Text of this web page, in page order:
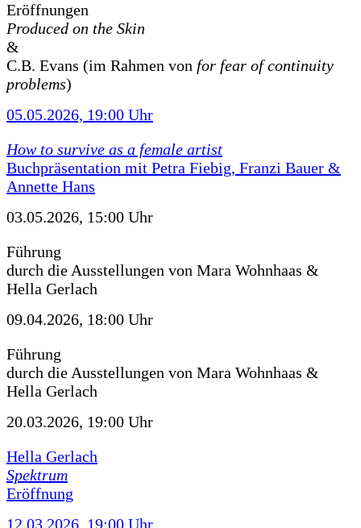
Eröffnungen
Produced on the Skin
&
C.B. Evans (im Rahmen von for fear of continuity
problems)
05.05.2026, 19:00 Uhr
How to survive as a female artist
Buchpräsentation mit Petra Fiebig, Franzi Bauer &
Annette Hans
03.05.2026, 15:00 Uhr
Führung
durch die Ausstellungen von Mara Wohnhaas &
Hella Gerlach
09.04.2026, 18:00 Uhr
Führung
durch die Ausstellungen von Mara Wohnhaas &
Hella Gerlach
20.03.2026, 19:00 Uhr
Hella Gerlach
Spektrum
Eröffnung
12.03.2026, 19:00 Uhr